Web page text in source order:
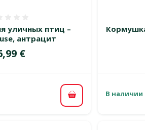
уличных птиц –
антрацит
€
В корзину
В наличии